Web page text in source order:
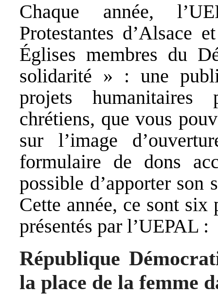
Chaque année,
Protestantes d’Alsace
Églises membres du
solidarité » : une
projets humanitaires
chrétiens, que vous
sur l’image
formulaire de dons
possible d’apporter son
Cette année, ce sont
présentés par l’UEPAL :
République
la place de la femme